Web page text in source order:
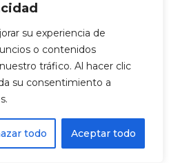
su experiencia de
o contenidos
tráfico. Al hacer clic
su consentimiento a
todo Aceptar todo